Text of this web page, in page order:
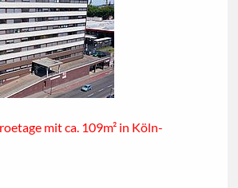
mit ca. 109m² in Köln-